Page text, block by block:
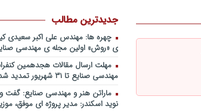
پادکست کنفرانس مدیریت: کاربرد
در تدوین سیستمهای جبران خدمات،
اقتصاد/ بخش دوم / دکتر حامد
صوتی
پادکست کنفرانس مدیریت: کاربرد
در تدوین سیستمهای جبران خدمات،
اقتصاد/ بخش اول / دکتر مسعود
فایل صوتی
جدیدترین مطالب
چهره ها: مهندس علی اکبر سعیدی
ی «روش» اولین مجله ی مهندسی
مهلت ارسال مقالات هجدهمین
مهندسی صنایع تا ۳۱ شهریور تمدید شد.
ماراتن هنر و مهندسی صنایع: گفت
نوید اسکندر: مدیر پروژه ای موفق،